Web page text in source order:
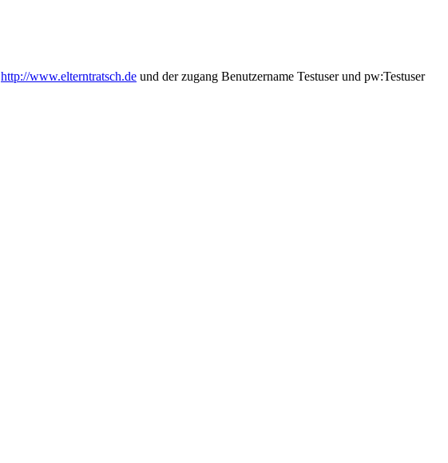
http://www.elterntratsch.de und der zugang Benutzername Testuser und pw:Testuser